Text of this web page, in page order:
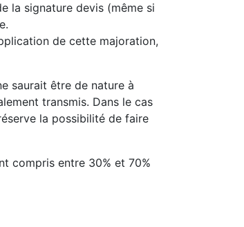
la signature devis (même si
de cette majoration,
saurait être de nature à
transmis. Dans le cas
la possibilité de faire
compris entre 30% et 70%